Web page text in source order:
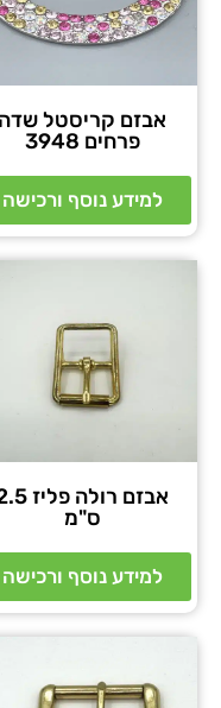
אבזם קריסטל שדה
פרחים 3948
למידע נוסף ורכישה
אבזם רולה
ס"מ
למידע נוסף ורכישה